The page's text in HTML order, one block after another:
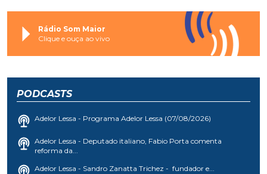
Rádio Som Maior
Clique e ouça ao vivo
PODCASTS
Adelor Lessa - Programa Adelor Lessa (07/08/2026)
Adelor Lessa - Deputado italiano, Fabio Porta comenta
reforma da...
Adelor Lessa - Sandro Zanatta Trichez - fundador e...